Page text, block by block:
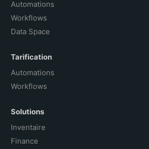
Automations
Workflows
Data Space
Tarification
Automations
Workflows
Solutions
Inventaire
Finance